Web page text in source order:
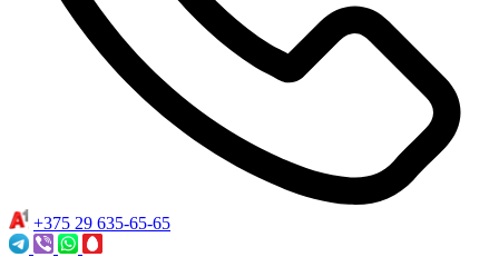
+375 29 635-65-65